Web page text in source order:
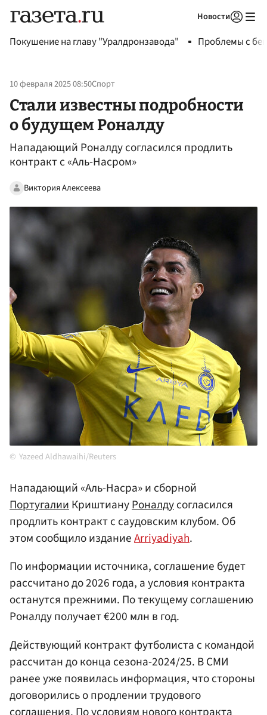
Новости
Покушение на главу "Уралдронзавода" Проблемы с
10 февраля 2025 08:50Спорт
Стали известны подробности
о будущем Роналду
Нападающий Роналду согласился продлить
контракт с «Аль-Насром»
Виктория Алексеева
Yazeed Aldhawaihi/Reuters
Нападающий «Аль-Насра» и сборной
ПортугалииКриштиануРоналдусогласился
продлить контракт с саудовским клубом. Об
этом сообщило изданиеArriyadiyah.
По информации источника, соглашение будет
рассчитано до 2026 года, а условия контракта
останутся прежними. По текущему соглашению
Роналду получает €200 млн в год.
Действующий контракт футболиста с командой
рассчитан до конца сезона-2024/25. В СМИ
ранее уже появилась информация, что стороны
договорились о продлении трудового